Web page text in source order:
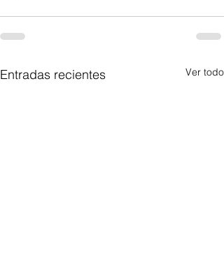
Entradas recientes Ver todo